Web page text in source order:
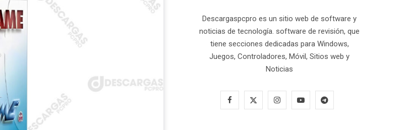
Descargaspcpro es un sitio web de software y
noticias de tecnología. software de revisión, que
tiene secciones dedicadas para Windows,
Juegos, Controladores, Móvil, Sitios web y
Noticias
F I Y T